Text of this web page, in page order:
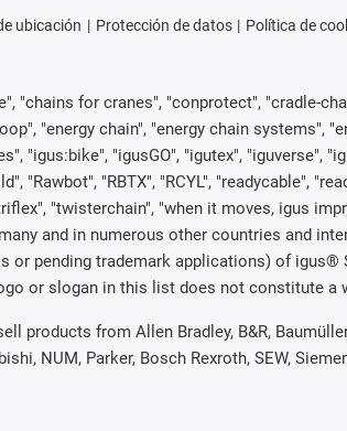
ubicación Protección de datos Política de
"chains for cranes", "conprotect", "cradle-
"energy chain", "energy chain systems",
"igus:bike", "igusGO", "igutex", "iguverse",
"RBTX", "RCYL", "readycable",
"twisterchain", "when it moves, igus
and in numerous other countries and
pending trademark applications) of igus®
or slogan in this list does not constitute a
from Allen Bradley, B&R,
NUM, Parker, Bosch Rexroth, SEW,